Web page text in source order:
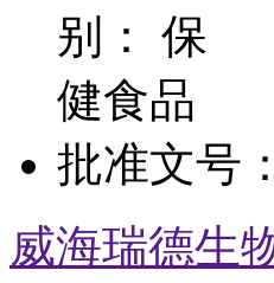
别： 保
健食品
批准文号：
威海瑞德生